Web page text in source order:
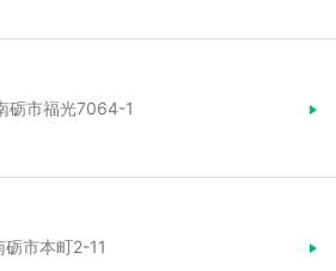
砺市福光7064-1
市本町2-11